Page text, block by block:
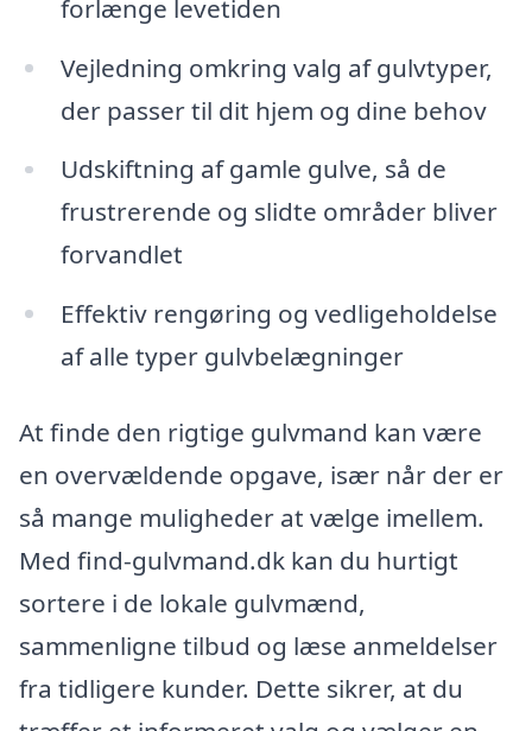
forlænge levetiden
Vejledning omkring valg af gulvtyper,
der passer til dit hjem og dine behov
Udskiftning af gamle gulve, så de
frustrerende og slidte områder bliver
forvandlet
Effektiv rengøring og vedligeholdelse
af alle typer gulvbelægninger
At finde den rigtige gulvmand kan være
en overvældende opgave, især når der er
så mange muligheder at vælge imellem.
Med find-gulvmand.dk kan du hurtigt
sortere i de lokale gulvmænd,
sammenligne tilbud og læse anmeldelser
fra tidligere kunder. Dette sikrer, at du